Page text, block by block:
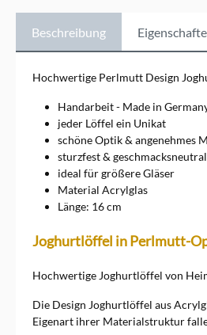
Joghurt, Müsli, Honig,
Marmelade, Senf und Kaviar.
Auch Allergiker wissen die
Vorzüge des Materials zu
schätzen. Heim Söhne
arbeitet mit Plexiglas, dass
Handarbeit eine sehr
angenehme Form und
schönes Design erhält. Die
Oberfläche der meisten Löffel
ist bewusst gemasert. Jedes
Stück ist dabei ein Unikat und
weicht in Farbe und Struktur
vom nächsten ab. Plexiglas
alterungsbeständig,
Farben und Ausführungen
erhältlich. Sie können bis zu
einer Temperatur von 50
Grad in der Geschirrspüle
gereinigt werden. Heim
Beschreibung
Hochwertige Perlmutt Design
Handarbeit - Made in
jeder Löffel ein Unikat
schöne Optik & angenehmes
sturzfest & geschmacksneutral
ideal für größere Gläser
Material Acrylglas
Länge: 16 cm
Joghurtlöffel in Perlmutt-
Hochwertige Joghurtlöffel von
Die Design Joghurtlöffel aus
Eigenart ihrer Materialstruktur